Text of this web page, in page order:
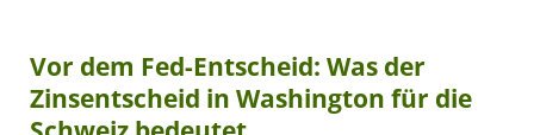
Vor dem Fed-Entscheid: Was der
Zinsentscheid in Washington für die